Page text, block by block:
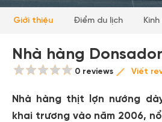
Giới thiệu Điểm du lịch
Nhà hàng
0 reviews Viết
Nhà hàng thịt lợn nướng
khai trương vào năm 2006,